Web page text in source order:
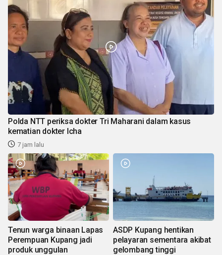
Polda NTT periksa dokter Tri Maharani dalam kasus
kematian dokter Icha
7 jam lalu
Tenun warga binaan Lapas
Perempuan Kupang jadi
produk unggulan
ASDP Kupang hentikan
pelayaran sementara akibat
gelombang tinggi